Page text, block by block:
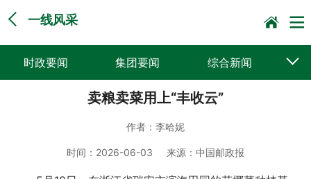
一线风采
时政要闻 集团要闻 综合新闻
党建动态 普遍服务
企业文化
卖粮卖菜用上“丰收云”
作者： 李哈妮
时间： 2026-06-03 来源： 中国邮政报